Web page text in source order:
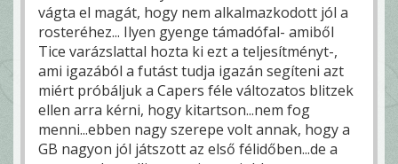
vágta el magát, hogy nem alkalmazkodott jól a
rosteréhez... Ilyen gyenge támadófal- amiből
Tice varázslattal hozta ki ezt a teljesítményt-,
ami igazából a futást tudja igazán segíteni azt
miért próbáljuk a Capers féle változatos blitzek
ellen arra kérni, hogy kitartson...nem fog
menni...ebben nagy szerepe volt annak, hogy a
GB nagyon jól játszott az első félidőben...de a